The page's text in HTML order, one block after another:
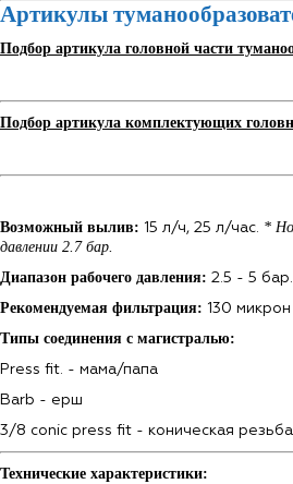
Артикулы
Подбор артикула головной части
Подбор артикула комплектующих
Возможный вылив: 15 л/ч, 25 л/час. *
давлении 2.7 бар.
Диапазон рабочего давления: 2.5 - 5 бар.
Рекомендуемая фильтрация: 130
Типы соединения с магистралью:
Press fit. - мама/папа
Barb - ерш
3/8 conic press fit - коническая
Технические характеристики: